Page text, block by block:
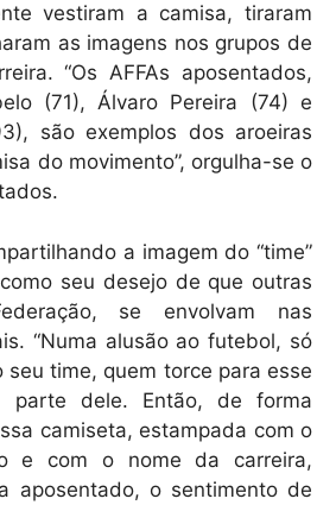
vestiram a camisa, tiraram
as imagens nos grupos de
“Os AFFAs aposentados,
(71), Álvaro Pereira (74) e
são exemplos dos aroeiras
do movimento”, orgulha-se o
a imagem do “time”
seu desejo de que outras
se envolvam nas
“Numa alusão ao futebol, só
seu time, quem torce para esse
dele. Então, de forma
camiseta, estampada com o
e com o nome da carreira,
aposentado, o sentimento de